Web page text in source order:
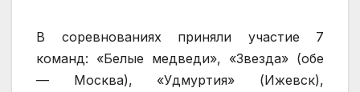
В соревнованиях приняли участие 7
команд: «Белые медведи», «Звезда» (обе
— Москва), «Удмуртия» (Ижевск),